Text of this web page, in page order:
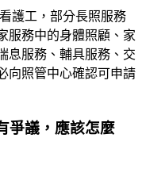
護工，部分長照服務
服務中的身體照顧、家
息服務、輔具服務、交
向照管中心確認可申請
爭議，應該怎麼